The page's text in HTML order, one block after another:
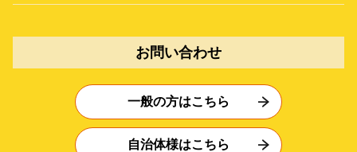
お問い合わせ
一般の方はこちら
自治体様はこちら